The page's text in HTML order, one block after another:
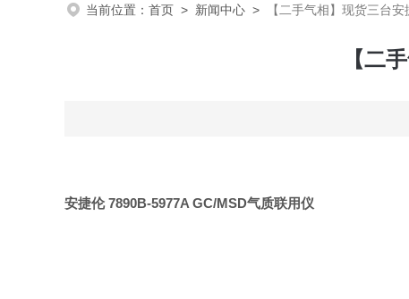
当前位置： 首页 > 新闻中心 > 【二手气相】现货三台
【二
安捷伦 7890B-5977A GC/MSD气质联用仪